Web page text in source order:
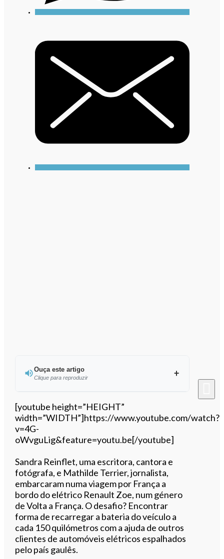
Ouça este artigo
Clique para reproduzir
Ouvir este artigo
[youtube height=”HEIGHT”
width=”WIDTH”]https://www.youtube.com/watch?
v=4G-
oWvguLig&feature=youtu.be[/youtube]
Sandra Reinflet, uma escritora, cantora e
fotógrafa, e Mathilde Terrier, jornalista,
embarcaram numa viagem por França a
bordo do elétrico Renault Zoe, num género
de Volta a França. O desafio? Encontrar
forma de recarregar a bateria do veículo a
cada 150 quilómetros com a ajuda de outros
clientes de automóveis elétricos espalhados
pelo país gaulês.